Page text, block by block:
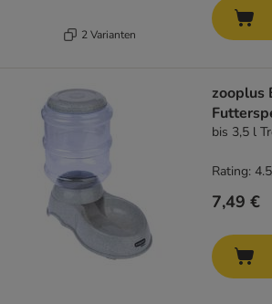
2 Varianten
zooplus
bis 3,5 l
7,49 €
Rating: